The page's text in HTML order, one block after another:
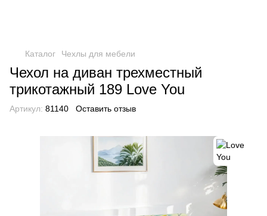
Каталог Чехлы для мебели
Чехол на диван трехместный
трикотажный 189 Love You
Артикул: 81140 Оставить отзыв